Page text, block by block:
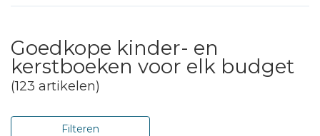
Goedkope kinder- en
kerstboeken voor elk budget
(123 artikelen)
Filteren